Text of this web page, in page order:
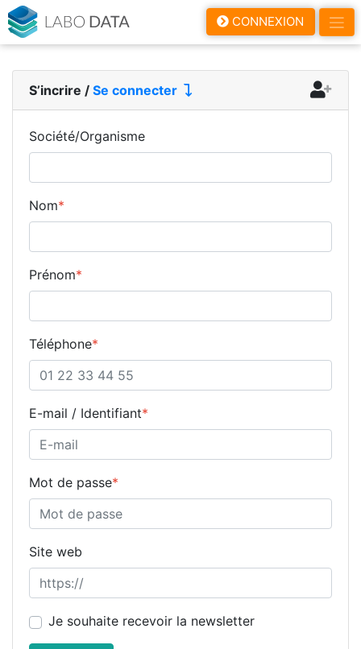
CONNEXION
S’incrire / Se connecter
Société/Organisme
Nom*
Prénom*
Téléphone*
E-mail / Identifiant*
Mot de passe*
Site web
Je souhaite recevoir la newsletter